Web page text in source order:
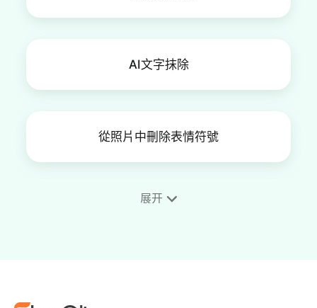
AI文字抹除
從照片中刪除表情符號
展开